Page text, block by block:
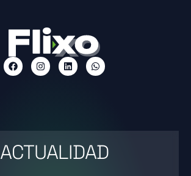
ACTUALIDAD